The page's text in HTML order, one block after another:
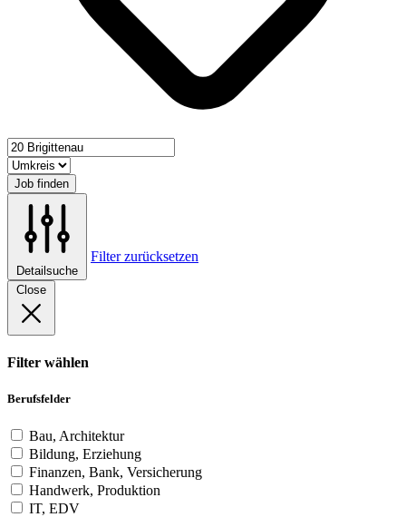
Job finden
Detailsuche
Filter zurücksetzen
Close
Filter wählen
Berufsfelder
Bau, Architektur
Bildung, Erziehung
Finanzen, Bank, Versicherung
Handwerk, Produktion
IT, EDV